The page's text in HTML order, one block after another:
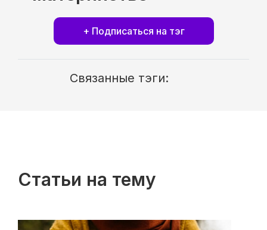
+ Подписаться на тэг
Связанные тэги:
Статьи на тему